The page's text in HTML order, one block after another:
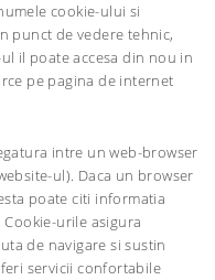
cookie-ului si
punct de vedere tehnic,
il poate accesa din nou in
pe pagina de internet
intre un web-browser
ul). Daca un browser
poate citi informatia
urile asigura
de navigare si sustin
servicii confortabile